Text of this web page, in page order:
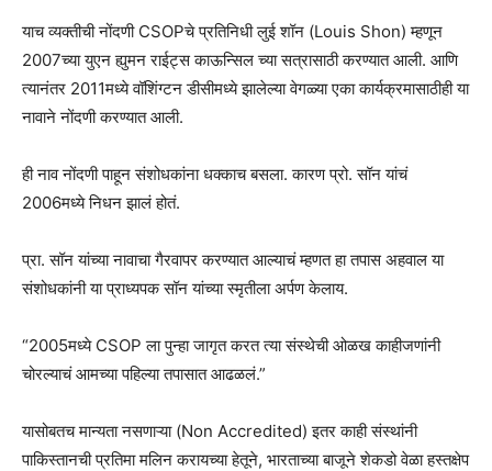
याच व्यक्तीची नोंदणी CSOPचे प्रतिनिधी लुई शॉन (Louis Shon) म्हणून
2007च्या युएन ह्युमन राईट्स काऊन्सिल च्या सत्रासाठी करण्यात आली. आणि
त्यानंतर 2011मध्ये वॉशिंग्टन डीसीमध्ये झालेल्या वेगळ्या एका कार्यक्रमासाठीही या
नावाने नोंदणी करण्यात आली.
ही नाव नोंदणी पाहून संशोधकांना धक्काच बसला. कारण प्रो. सॉन यांचं
2006मध्ये निधन झालं होतं.
प्रा. सॉन यांच्या नावाचा गैरवापर करण्यात आल्याचं म्हणत हा तपास अहवाल या
संशोधकांनी या प्राध्यपक सॉन यांच्या स्मृतीला अर्पण केलाय.
“2005मध्ये CSOP ला पुन्हा जागृत करत त्या संस्थेची ओळख काहीजणांनी
चोरल्याचं आमच्या पहिल्या तपासात आढळलं.”
यासोबतच मान्यता नसणाऱ्या (Non Accredited) इतर काही संस्थांनी
पाकिस्तानची प्रतिमा मलिन करायच्या हेतूने, भारताच्या बाजूने शेकडो वेळा हस्तक्षेप